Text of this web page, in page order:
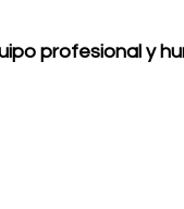
profesional y